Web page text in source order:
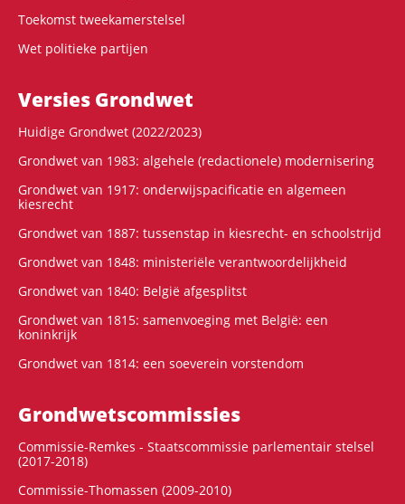
Toekomst tweekamerstelsel
Wet politieke partijen
Versies Grondwet
Huidige Grondwet (2022/2023)
Grondwet van 1983: algehele (redactionele) modernisering
Grondwet van 1917: onderwijspacificatie en algemeen
kiesrecht
Grondwet van 1887: tussenstap in kiesrecht- en schoolstrijd
Grondwet van 1848: ministeriële verantwoordelijkheid
Grondwet van 1840: België afgesplitst
Grondwet van 1815: samenvoeging met België: een
koninkrijk
Grondwet van 1814: een soeverein vorstendom
Grondwets­commissies
Commissie-Remkes - Staatscommissie parlementair stelsel
(2017-2018)
Commissie-Thomassen (2009-2010)